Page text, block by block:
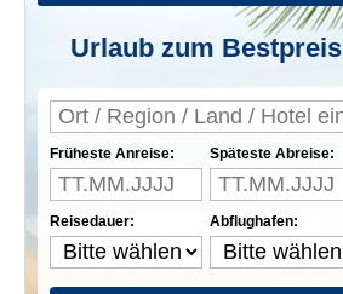
Urlaub zum Bestpreis
Früheste Anreise:
Reisedauer:
Späteste Abreise:
Abflughafen: